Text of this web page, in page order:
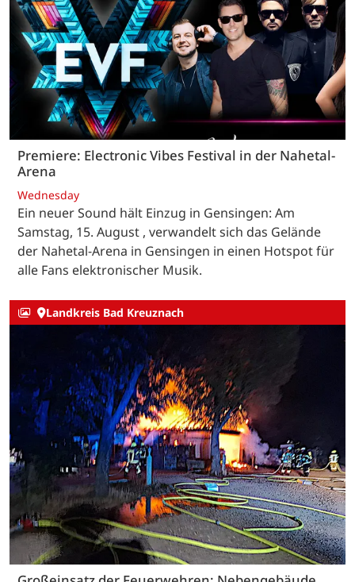
Premiere: Electronic Vibes Festival in der Nahetal-
Arena
Wednesday
Ein neuer Sound hält Einzug in Gensingen: Am
Samstag, 15. August , verwandelt sich das Gelände
der Nahetal-Arena in Gensingen in einen Hotspot für
alle Fans elektronischer Musik.
Landkreis Bad Kreuznach